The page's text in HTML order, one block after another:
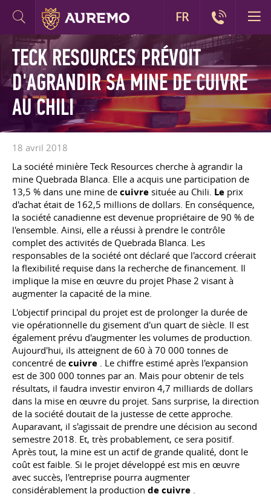
TECK RESOURCES PRÉVOIT
D'AGRANDIR SA MINE DE CUIVRE
AU CHILI
18 avril 2018
La société minière Teck Resources cherche à agrandir la
mine Quebrada Blanca. Elle a acquis une participation de
13,5 % dans une mine de cuivre située au Chili. Le prix
d'achat était de 162,5 millions de dollars. En conséquence,
la société canadienne est devenue propriétaire de 90 % de
l'ensemble. Ainsi, elle a réussi à prendre le contrôle
complet des activités de Quebrada Blanca. Les
responsables de la société ont déclaré que l'accord créerait
la flexibilité requise dans la recherche de financement. Il
implique la mise en œuvre du projet Phase 2 visant à
augmenter la capacité de la mine.
L'objectif principal du projet est de prolonger la durée de
vie opérationnelle du gisement d'un quart de siècle. Il est
également prévu d'augmenter les volumes de production.
Aujourd'hui, ils atteignent de 60 à 70 000 tonnes de
concentré de cuivre . Le chiffre estimé après l'expansion
est de 300 000 tonnes par an. Mais pour obtenir de tels
résultats, il faudra investir environ 4,7 milliards de dollars
dans la mise en œuvre du projet. Sans surprise, la direction
de la société doutait de la justesse de cette approche.
Auparavant, il s'agissait de prendre une décision au second
semestre 2018. Et, très probablement, ce sera positif.
Après tout, la mine est un actif de grande qualité, dont le
coût est faible. Si le projet développé est mis en œuvre
avec succès, l'entreprise pourra augmenter
considérablement la production de cuivre .
FR